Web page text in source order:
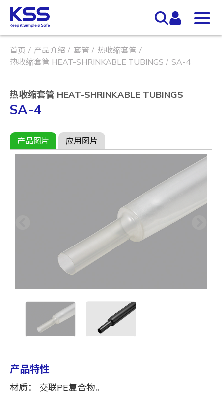
首页 产品介绍 套管
热收缩套管
热收缩套管 HEAT-SHRINKABLE TUBINGS
SA-4
热收缩套管 HEAT-SHRINKABLE TUBINGS
SA-4
产品图片 应用图片
产品特性
材质： 交联PE复合物。